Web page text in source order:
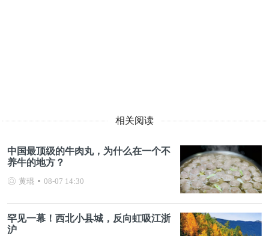
相关阅读
中国最顶级的牛肉丸，为什么在一个不
养牛的地方？
黄琨 08-07 14:30
罕见一幕！西北小县城，反向虹吸江浙
沪